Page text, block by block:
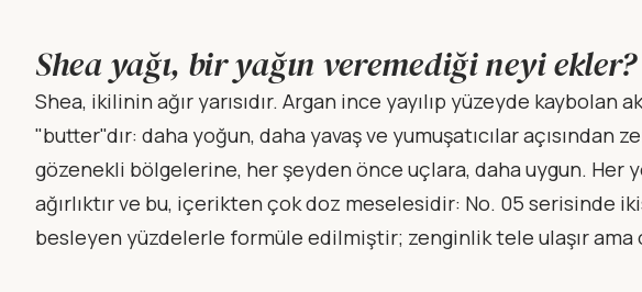
Shea yağı, bir yağın veremediği neyi ekler?
Shea, ikilinin ağır yarısıdır. Argan ince yayılıp yüzeyde kaybolan
"butter"dır: daha yoğun, daha yavaş ve yumuşatıcılar açısından
gözenekli bölgelerine, her şeyden önce uçlara, daha uygun. Her
ağırlıktır ve bu, içerikten çok doz meselesidir: No. 05 serisinde
besleyen yüzdelerle formüle edilmiştir; zenginlik tele ulaşır ama